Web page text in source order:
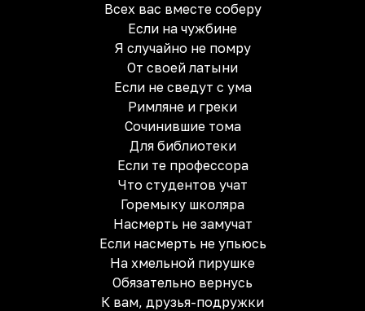
Всех вас вместе соберу
Если на чужбине
Я случайно не помру
От своей латыни
Если не сведут с ума
Римляне и греки
Сочинившие тома
Для библиотеки
Если те профессора
Что студентов учат
Горемыку школяра
Насмерть не замучат
Если насмерть не упьюсь
На хмельной пирушке
Обязательно вернусь
К вам, друзья-подружки